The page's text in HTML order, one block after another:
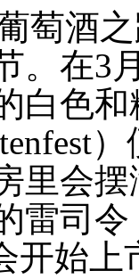
萄酒
。在3
白色
里会
雷司
开始上